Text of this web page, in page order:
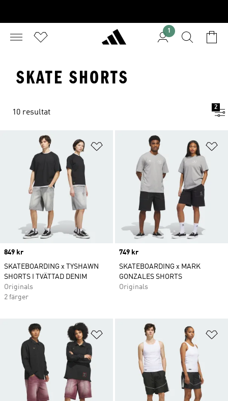
1
SKATE SHORTS
10 resultat
2
Lägg till på önskelistan
Price
849 kr
SKATEBOARDING x TYSHAWN
SHORTS I TVÄTTAD DENIM
Originals
2 färger
Price
749 kr
SKATEBOARDING x MARK
GONZALES SHORTS
Originals
Lägg till på önskelistan